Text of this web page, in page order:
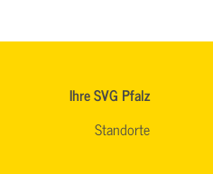
Ihre SVG Pfalz
Standorte